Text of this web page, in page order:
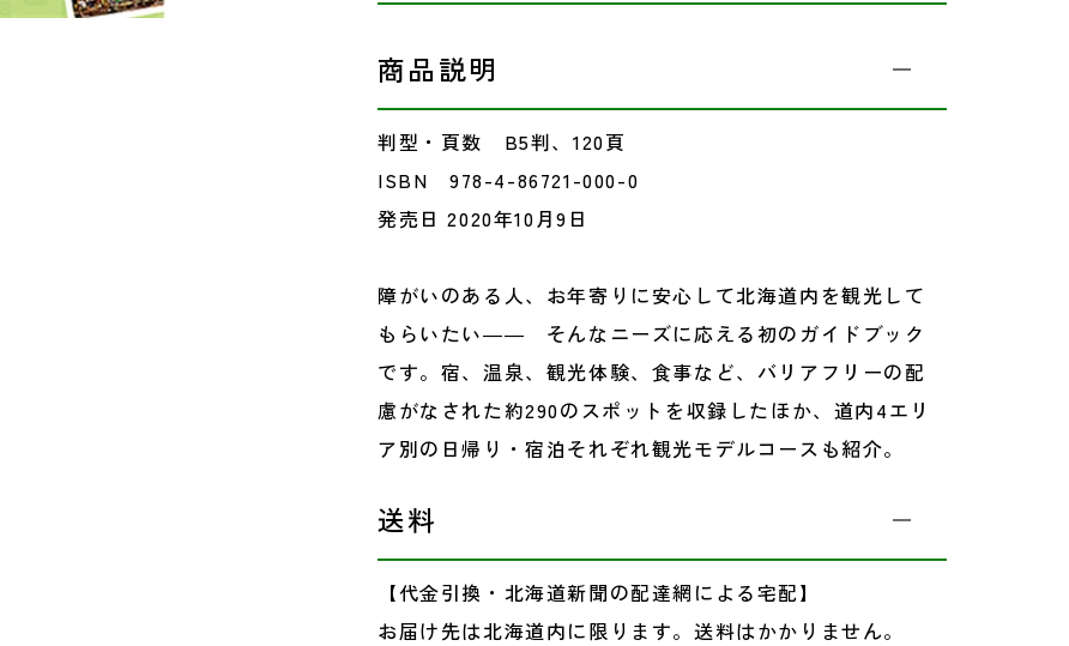
商品説明
判型・頁数 B5判、120頁
ISBN 978-4-86721-000-0
発売日 2020年10月9日
障がいのある人、お年寄りに安心して北海道内を観光して
もらいたい―― そんなニーズに応える初のガイドブック
です。宿、温泉、観光体験、食事など、バリアフリーの配
慮がなされた約290のスポットを収録したほか、道内4エリ
ア別の日帰り・宿泊それぞれ観光モデルコースも紹介。
送料
【代金引換・北海道新聞の配達網による宅配】
お届け先は北海道内に限ります。送料はかかりません。